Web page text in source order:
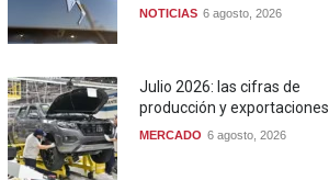
NOTICIAS 6 agosto, 2026
Julio 2026: las cifras de
producción y exportaciones
MERCADO 6 agosto, 2026